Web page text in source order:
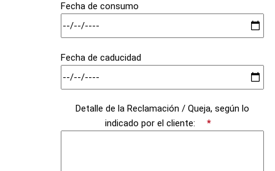
Fecha de consumo
Fecha de caducidad
Detalle de la Reclamación / Queja, según lo
indicado por el cliente:
*